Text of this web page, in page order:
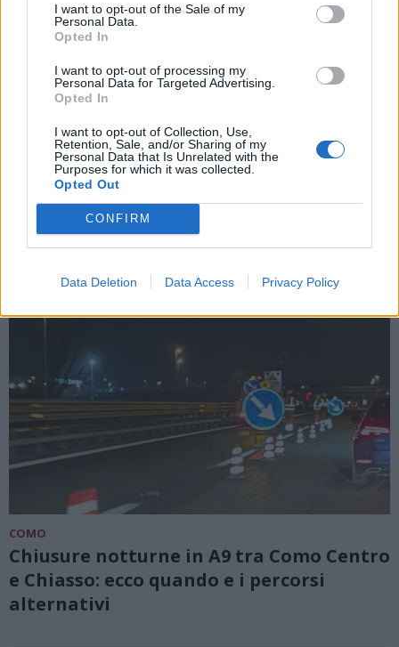
I want to opt-out of the Sale of my
Personal Data.
Opted In
I want to opt-out of processing my
Personal Data for Targeted Advertising.
Opted In
I want to opt-out of Collection, Use,
Retention, Sale, and/or Sharing of my
Personal Data that Is Unrelated with the
Purposes for which it was collected.
Opted Out
CONFIRM
Data Deletion Data Access Privacy Policy
Dal Mur 59 milioni di euro all’Università
dell’Insubria
COMO
Chiusure notturne in A9 tra Como Centro
e Chiasso: ecco quando e i percorsi
alternativi